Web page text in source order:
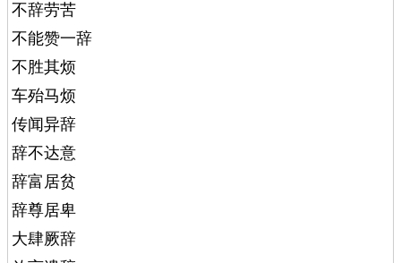
不辞劳苦
不能赞一辞
不胜其烦
车殆马烦
传闻异辞
辞不达意
辞富居贫
辞尊居卑
大肆厥辞